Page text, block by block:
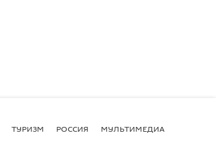
ТУРИЗМ РОССИЯ МУЛЬТИМЕДИА